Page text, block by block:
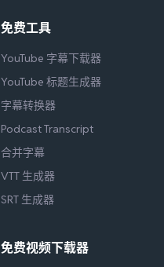
免费工具
YouTube 字幕下载器
YouTube 标题生成器
字幕转换器
Podcast Transcript
合并字幕
VTT 生成器
SRT 生成器
免费视频下载器